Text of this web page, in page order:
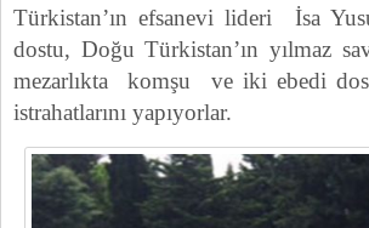
Türkistan’ın efsanevi lideri İsa
dostu, Doğu Türkistan’ın yılmaz
mezarlıkta komşu ve iki ebedi
istrahatlarını yapıyorlar.